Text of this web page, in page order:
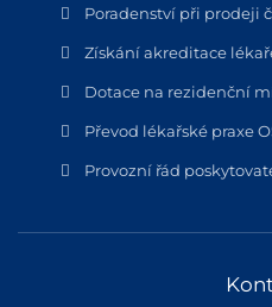
Poradenství při prodeji
Získání akreditace
Dotace na rezidenční
Převod lékařské praxe
Provozní řád